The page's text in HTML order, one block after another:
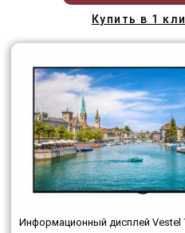
Купить в 1
Информационный дисплей Vestel